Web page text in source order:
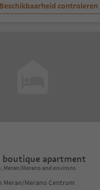
Beschikbaarheid controleren
boutique apartment
Meran/Merano and environs
Meran/Merano Centrum